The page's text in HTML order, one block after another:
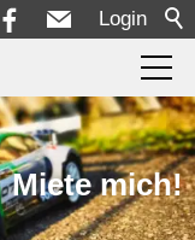
Login
Miete mich!